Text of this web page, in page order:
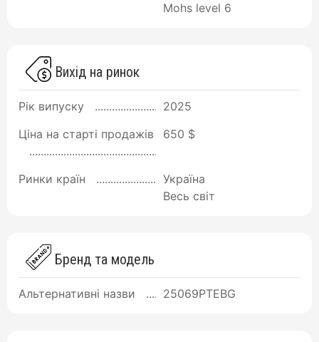
Mohs level 6
Вихід на ринок
Рік випуску
2025
Ціна на старті продажів
650 $
Ринки країн
Україна
Весь світ
Бренд та модель
Альтернативні назви 25069PTEBG